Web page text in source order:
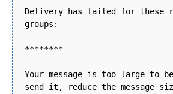
Delivery has failed for these
groups:
********
Your message is too large to
send it, reduce the message